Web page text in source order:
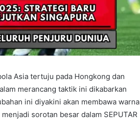
Asia tertuju pada Hongkong dan
merancang taktik ini dikabarkan
ini diyakini akan membawa warna
sorotan besar dalam SEPUTAR